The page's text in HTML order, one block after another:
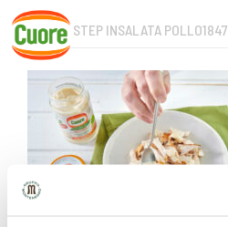
Skip
content
CUORE_STEP INSALATA POLLO1847